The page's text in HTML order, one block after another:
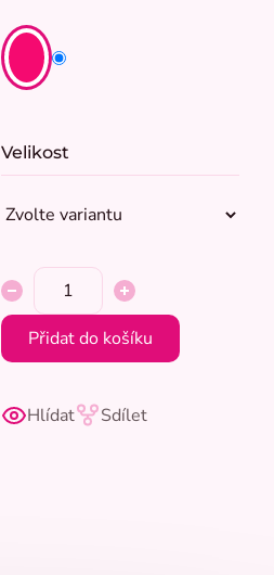
Velikost
Přidat do košíku
Hlídat Sdílet